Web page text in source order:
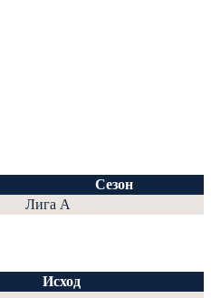
Сезон
Лига А
Исход